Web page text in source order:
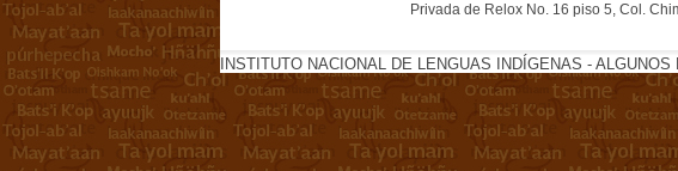
Privada de Relox No. 16 piso 5, Col.
INSTITUTO NACIONAL DE LENGUAS INDÍGENAS -